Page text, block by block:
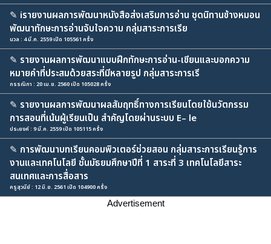
✎ iรายงานผลการพัฒนาหนังสือส่งเสริมการอ่าน ชุดนิทานข้างหมอน
พัฒนาทักษะการอ่านจับใจความ กลุ่มสาระการเรีย
นวล : 4 มี.ค. 2559 เปิด 105561 ครั้ง
✎ รายงานผลการพัฒนาแบบฝึกทักษะการอ่าน-เขียนและบอกความ
หมายคำที่ประสมด้วยสระที่มีหลายรูป กลุ่มสาระการเรี
กรรณิกา : 20 เม.ย. 2560 เปิด 105028 ครั้ง
✎ รายงานผลการพัฒนาผลสัมฤทธิ์ทางการเรียนโดยใช้นวัตกรรม
การสอนที่เน้นผู้เรียนเป็น สำคัญโดยผ่านระบบ E– le
ประยงค์ : 9 มี.ค. 2559 เปิด 105115 ครั้ง
✎ การพัฒนาบทเรียนคอมพิวเตอร์ช่วยสอน กลุ่มสาระการเรียนรู้การ
งานและเทคโนโลยี ชั้นมัธยมศึกษาปีที่ 1 สาระที่ 3 เทคโนโลยีสาระ
สนเทศและการสื่อสาร
ครูสุวนีย์ : 12 มิ.ย. 2561 เปิด 104900 ครั้ง
Advertisement